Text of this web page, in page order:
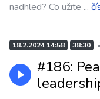
nadhled? Co užite ...
18.2.2024 14:58 38:30
#186: